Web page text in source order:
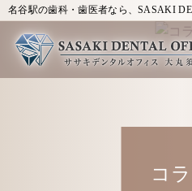
名谷駅の歯科・歯医者なら、SASAKI
コ